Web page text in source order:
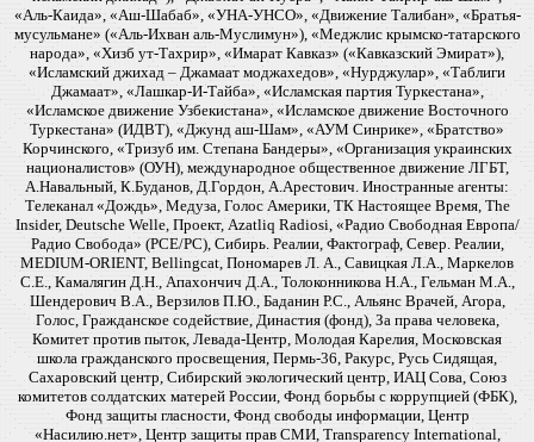
«Аль-Каида», «Аш-Шабаб», «УНА-УНСО», «Движение Талибан», «Братья-
мусульмане» («Аль-Ихван аль-Муслимун»), «Меджлис крымско-татарского
народа», «Хизб ут-Тахрир», «Имарат Кавказ» («Кавказский Эмират»),
«Исламский джихад – Джамаат моджахедов», «Нурджулар», «Таблиги
Джамаат», «Лашкар-И-Тайба», «Исламская партия Туркестана»,
«Исламское движение Узбекистана», «Исламское движение Восточного
Туркестана» (ИДВТ), «Джунд аш-Шам», «АУМ Синрике», «Братство»
Корчинского, «Тризуб им. Степана Бандеры», «Организация украинских
националистов» (ОУН), международное общественное движение ЛГБТ,
А.Навальный, К.Буданов, Д.Гордон, А.Арестович. Иностранные агенты:
Телеканал «Дождь», Медуза, Голос Америки, ТК Настоящее Время, The
Insider, Deutsche Welle, Проект, Azatliq Radiosi, «Радио Свободная Европа/
Радио Свобода» (PCE/PC), Сибирь. Реалии, Фактограф, Север. Реалии,
MEDIUM-ORIENT, Bellingcat, Пономарев Л. А., Савицкая Л.А., Маркелов
С.Е., Камалягин Д.Н., Апахончич Д.А., Толоконникова Н.А., Гельман М.А.,
Шендерович В.А., Верзилов П.Ю., Баданин Р.С., Альянс Врачей, Агора,
Голос, Гражданское содействие, Династия (фонд), За права человека,
Комитет против пыток, Левада-Центр, Молодая Карелия, Московская
школа гражданского просвещения, Пермь-36, Ракурс, Русь Сидящая,
Сахаровский центр, Сибирский экологический центр, ИАЦ Сова, Союз
комитетов солдатских матерей России, Фонд борьбы с коррупцией (ФБК),
Фонд защиты гласности, Фонд свободы информации, Центр
«Насилию.нет», Центр защиты прав СМИ, Transparency International,